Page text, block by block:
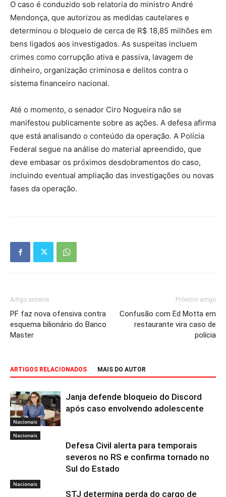
O caso é conduzido sob relatoria do ministro André
Mendonça, que autorizou as medidas cautelares e
determinou o bloqueio de cerca de R$ 18,85 milhões em
bens ligados aos investigados. As suspeitas incluem
crimes como corrupção ativa e passiva, lavagem de
dinheiro, organização criminosa e delitos contra o
sistema financeiro nacional.
Até o momento, o senador Ciro Nogueira não se
manifestou publicamente sobre as ações. A defesa afirma
que está analisando o conteúdo da operação. A Polícia
Federal segue na análise do material apreendido, que
deve embasar os próximos desdobramentos do caso,
incluindo eventual ampliação das investigações ou novas
fases da operação.
Artigo anterior
PF faz nova ofensiva contra
esquema bilionário do Banco
Master
Próximo artigo
Confusão com Ed Motta em
restaurante vira caso de
polícia
ARTIGOS RELACIONADOS MAIS DO AUTOR
Nacionais
Janja defende bloqueio do Discord
após caso envolvendo adolescente
Nacionais
Defesa Civil alerta para temporais
severos no RS e confirma tornado no
Sul do Estado
Nacionais
STJ determina perda do cargo de